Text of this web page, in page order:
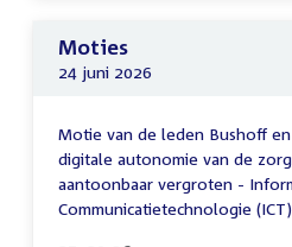
Moties
24 juni 2026
Motie van de leden Bushoff
digitale autonomie van de
aantoonbaar vergroten -
Communicatietechnologie